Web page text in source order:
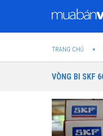
TRANG CHỦ
VÒNG BI SKF